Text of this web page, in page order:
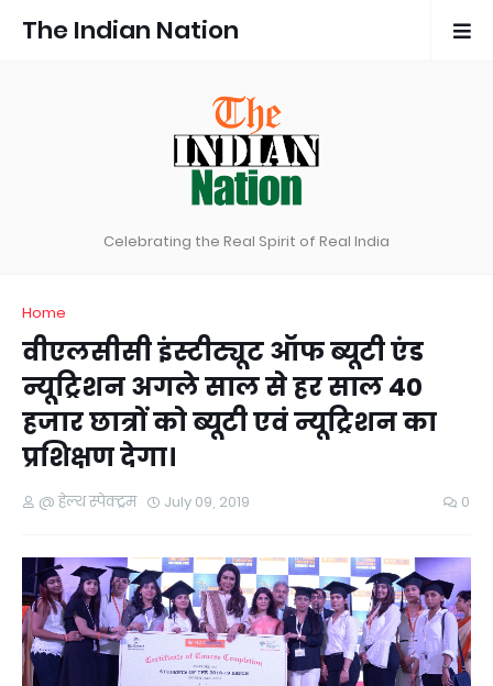
The Indian Nation
Celebrating the Real Spirit of Real India
Home
वीएलसीसी इंस्टीट्यूट ऑफ ब्यूटी एंड
न्यूट्रिशन अगले साल से हर साल 40
हजार छात्रों को ब्यूटी एवं न्यूट्रिशन का
प्रशिक्षण देगा।
@ हेल्थ स्पेक्ट्रम July 09, 2019 0